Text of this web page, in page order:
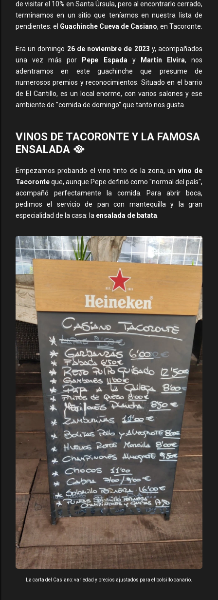
de visitar el 10% en Santa Úrsula, pero al encontrarlo cerrado,
terminamos en un sitio que teníamos en nuestra lista de
pendientes: el Guachinche Cueva de Casiano, en Tacoronte.
Era un domingo 26 de noviembre de 2023 y, acompañados
una vez más por
Pepe Espada y Martín Elvira, nos
adentramos en este guachinche que presume de
numerosos premios y reconocimientos. Situado en el barrio
de El Cantillo, es un local enorme, con varios salones y ese
ambiente de "comida de domingo" que tanto nos gusta.
VINOS DE TACORONTE Y LA FAMOSA
ENSALADA 🥘
Empezamos probando el vino tinto de la zona, un vino de
Tacoronteque, aunque Pepe definió como "normal del país",
acompañó perfectamente la comida. Para abrir boca,
pedimos el servicio de pan con mantequilla y la gran
especialidad de la casa: la ensalada de batata
La carta del Casiano: variedad y precios ajustados para el bolsillo canario.